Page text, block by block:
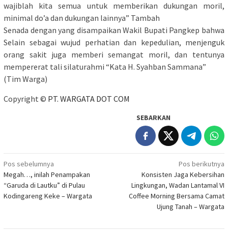
wajiblah kita semua untuk memberikan dukungan moril,
minimal do’a dan dukungan lainnya” Tambah
Senada dengan yang disampaikan Wakil Bupati Pangkep bahwa
Selain sebagai wujud perhatian dan kepedulian, menjenguk
orang sakit juga memberi semangat moril, dan tentunya
mempererat tali silaturahmi “Kata H. Syahban Sammana”
(Tim Warga)
Copyright © PT. WARGATA DOT COM
SEBARKAN
Navigasi
pos
Pos sebelumnya
Megah…, inilah Penampakan
“Garuda di Lautku” di Pulau
Kodingareng Keke – Wargata
Pos berikutnya
Konsisten Jaga Kebersihan
Lingkungan, Wadan Lantamal VI
Coffee Morning Bersama Camat
Ujung Tanah – Wargata